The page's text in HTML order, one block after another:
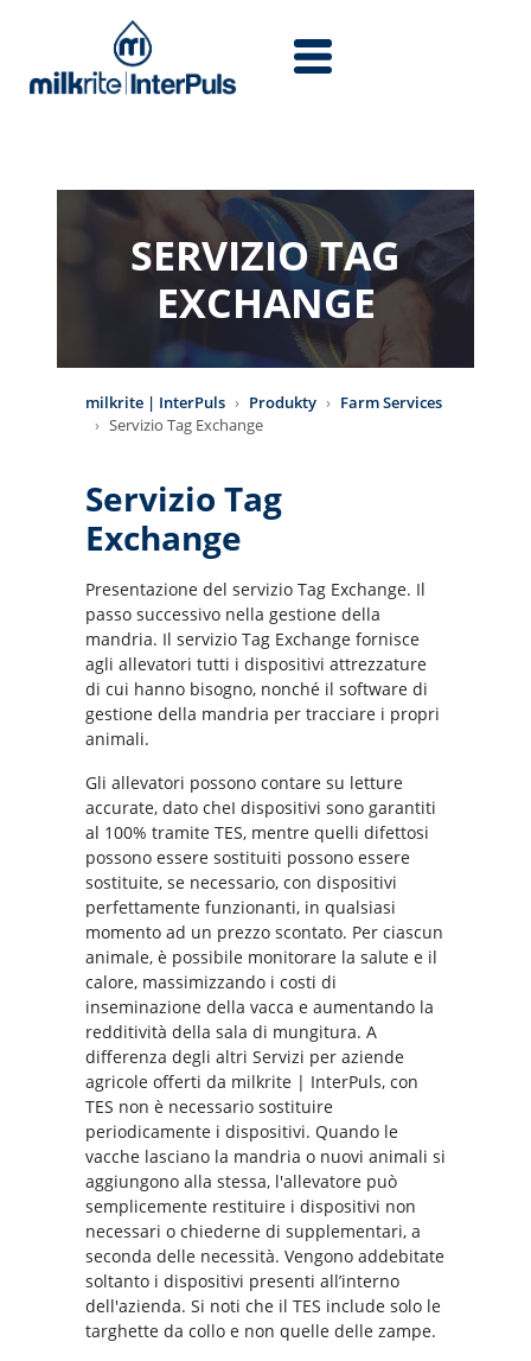
SERVIZIO TAG
EXCHANGE
milkrite | InterPuls Produkty
Farm Services
Servizio Tag Exchange
Servizio Tag
Exchange
Presentazione del servizio Tag Exchange. Il
passo successivo nella gestione della
mandria. Il servizio Tag Exchange fornisce
agli allevatori tutti i dispositivi attrezzature
di cui hanno bisogno, nonché il software di
gestione della mandria per tracciare i propri
animali.
Gli allevatori possono contare su letture
accurate, dato cheI dispositivi sono garantiti
al 100% tramite TES, mentre quelli difettosi
possono essere sostituiti possono essere
sostituite, se necessario, con dispositivi
perfettamente funzionanti, in qualsiasi
momento ad un prezzo scontato. Per ciascun
animale, è possibile monitorare la salute e il
calore, massimizzando i costi di
inseminazione della vacca e aumentando la
redditività della sala di mungitura. A
differenza degli altri Servizi per aziende
agricole offerti da milkrite | InterPuls, con
TES non è necessario sostituire
periodicamente i dispositivi. Quando le
vacche lasciano la mandria o nuovi animali si
aggiungono alla stessa, l'allevatore può
semplicemente restituire i dispositivi non
necessari o chiederne di supplementari, a
seconda delle necessità. Vengono addebitate
soltanto i dispositivi presenti all’interno
dell'azienda. Si noti che il TES include solo le
targhette da collo e non quelle delle zampe.